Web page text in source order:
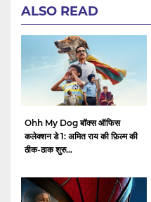
ALSO READ
Ohh My Dog बॉक्स ऑफिस
कलेक्शन डे 1: अमित राय की फ़िल्म की
ठीक-ठाक शुरु...